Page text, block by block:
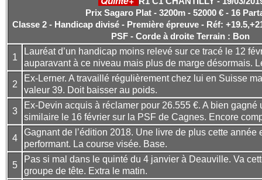
Prix Sagaro Plat - 3200m - 52000 € - 16
Classe 2 - Handicap divisé - Première épreuve - Réf:
PSF - Corde à droite Terrain : Bon
1
Lauréat d’un handicap moins relevé sur ce tracé le 12
auparavant à ce niveau mais plus de marge désormais.
2
Ex-Lerner. A travaillé régulièrement chez lui en Suisse
valeur 39. Doit baisser au poids.
3
Ex-Devin acquis à réclamer pour 26.555 €. A bien gagné
similaire le 16 février sur la PSF de Cagnes. Encore
4
Gagnant de l’édition 2018. Une livre de plus cette année
performant. La course visée. Base.
5
Pas si mal dans le quinté du 4 janvier à Deauville. Va
groupe de tête. Extra le matin.